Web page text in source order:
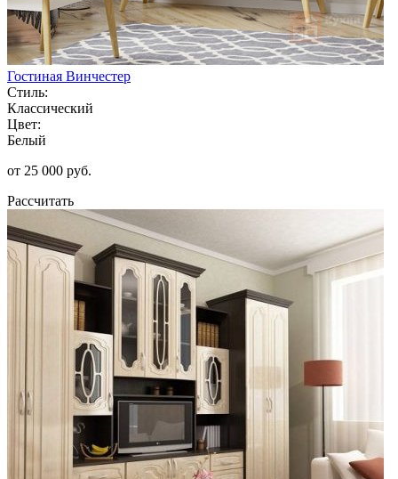
Гостиная Винчестер
Стиль:
Классический
Цвет:
Белый
от 25 000 руб.
Рассчитать